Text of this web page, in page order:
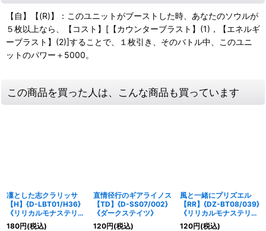
【自】【(R)】：このユニットがブーストした時、あなたのソウルが
５枚以上なら、【コスト】[【カウンターブラスト】(1)，【エネルギ
ーブラスト】(2)]することで、１枚引き、そのバトル中、このユニ
ットのパワー＋5000。
この商品を買った人は、こんな商品も買っています
凜とした志クラリッサ
【H】{D-LBT01/H36}
《リリカルモナステリ
オ》
180円(税込)
直情径行のギアライノス
【TD】{D-SS07/002}
《ダークステイツ》
120円(税込)
風と一緒にプリズエル
【RR】{DZ-BT08/039}
《リリカルモナステリ
オ》
120円(税込)